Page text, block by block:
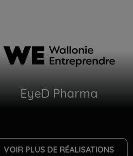
EyeD Pharma
VOIR PLUS DE RÉALISATIONS